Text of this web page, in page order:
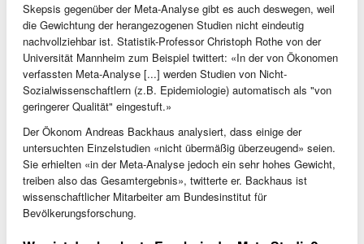
Skepsis gegenüber der Meta-Analyse gibt es auch deswegen, weil
die Gewichtung der herangezogenen Studien nicht eindeutig
nachvollziehbar ist. Statistik-Professor Christoph Rothe von der
Universität Mannheim zum Beispiel twittert: «In der von Ökonomen
verfassten Meta-Analyse [...] werden Studien von Nicht-
Sozialwissenschaftlern (z.B. Epidemiologie) automatisch als "von
geringerer Qualität" eingestuft.»
Der Ökonom Andreas Backhaus analysiert, dass einige der
untersuchten Einzelstudien «nicht übermäßig überzeugend» seien.
Sie erhielten «in der Meta-Analyse jedoch ein sehr hohes Gewicht,
treiben also das Gesamtergebnis», twitterte er. Backhaus ist
wissenschaftlicher Mitarbeiter am Bundesinstitut für
Bevölkerungsforschung.